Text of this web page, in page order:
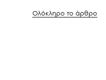
Ολόκληρο το άρθρο